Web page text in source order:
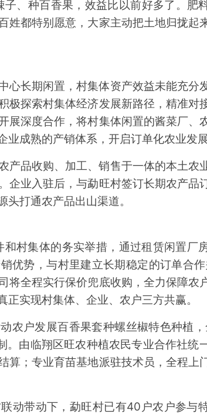
、种百香果，效益比以前好多了。肥
姓都特别愿意，大家主动把土地归拢起
心长期闲置，村集体资产效益未能充分
极探索村集体经济发展新路径，精准对
展深度合作，将村集体闲置的酱菜厂、
成熟的产销体系，开启订单化农业发展
产品收购、加工、销售于一体的本土农
企业入驻后，与勐旺村签订长期农产品
打通农产品出山渠道。
村集体的务实举措，通过租赁闲置厂
优势，与村里建立长期稳定的订单合
将全程实行保价兜底收购，全力保障农
实现村集体、企业、农户三方共赢。
农户发展百香果套种螺丝椒特色种植
。由临翔区旺农种植农民专业合作社统
算；专业育苗基地派驻技术员，全程上
动带动下，勐旺村已有40户农户参与